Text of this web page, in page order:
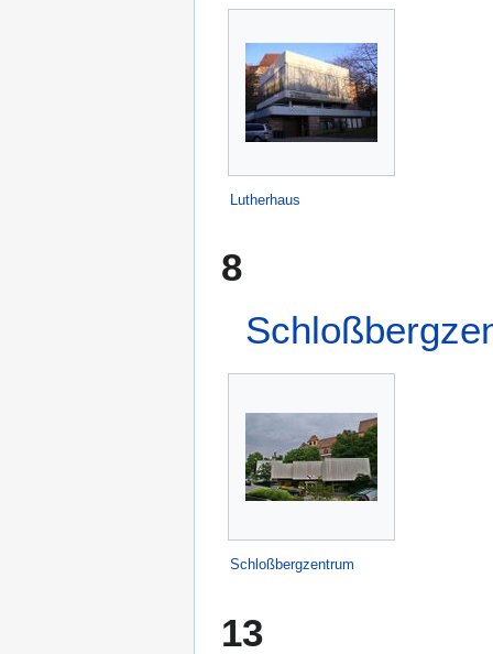
Lutherhaus
8
Schloßbergzentrum
13